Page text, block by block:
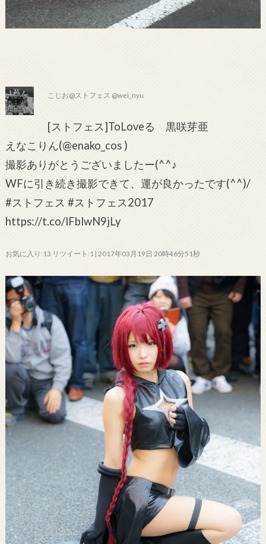
こじお@ストフェス @wei_nyu
[ストフェス]ToLoveる 黒咲芽亜
えなこりん(@enako_cos )
撮影ありがとうございましたー(^^♪
WFに引き続き撮影できて、運が良かったです(^^)/
#ストフェス #ストフェス2017
https://t.co/lFblwN9jLy
お気に入り:13 リツイート:1 | 2017年03月19日 20時46分51秒